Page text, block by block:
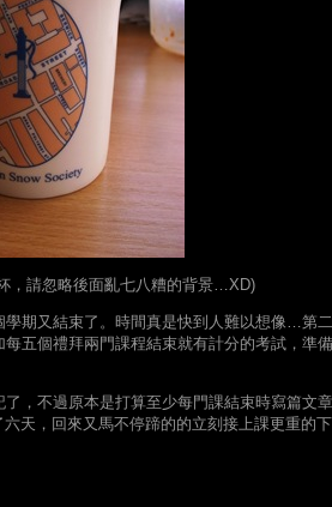
，請忽略後面亂七八糟的背景…XD)
學期又結束了。時間真是快到人難以想像…第
每五個禮拜兩門課程結束就有計分的考試，準
，不過原本是打算至少每門課結束時寫篇文
天，回來又馬不停蹄的的立刻接上課更重的